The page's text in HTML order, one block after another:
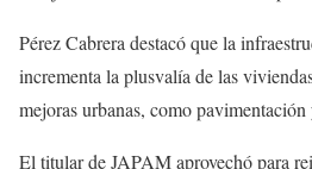
Pérez Cabrera destacó que la
incrementa la plusvalía de las
mejoras urbanas, como
El titular de JAPAM aprovechó para